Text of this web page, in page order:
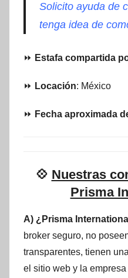
Solicito ayuda de
tenga idea de
⏩ Estafa compartida
⏩ Locación: México
⏩ Fecha aproximada
💠 Nuestras
Prisma
A) ¿Prisma
broker seguro, no
transparentes, tienen
el sitio web y la